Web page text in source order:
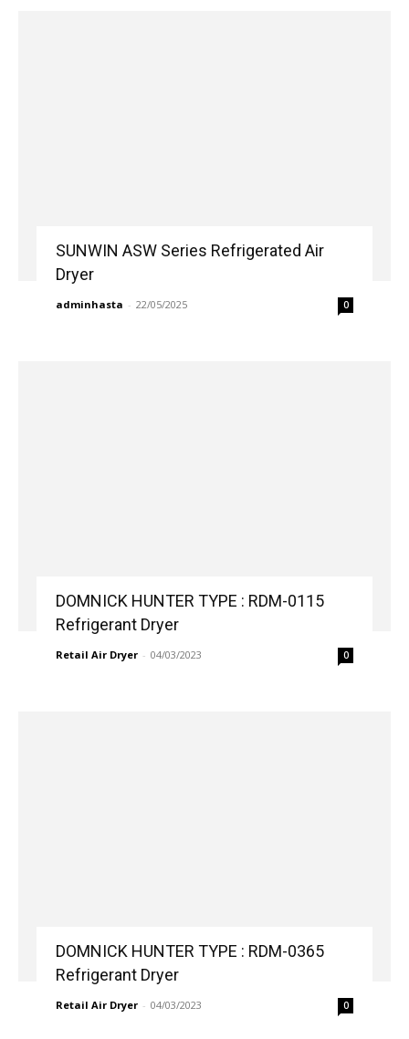
SUNWIN ASW Series Refrigerated Air
Dryer
adminhasta - 22/05/2025 0
DOMNICK HUNTER TYPE : RDM-0115
Refrigerant Dryer
Retail Air Dryer - 04/03/2023 0
DOMNICK HUNTER TYPE : RDM-0365
Refrigerant Dryer
Retail Air Dryer - 04/03/2023 0